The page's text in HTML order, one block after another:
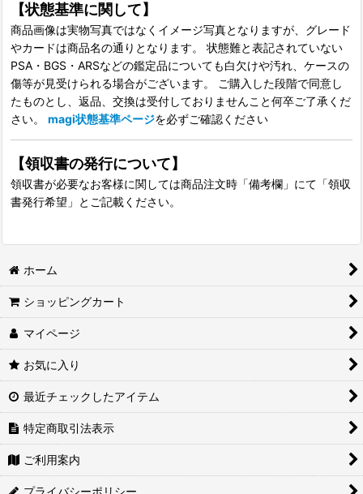
【状態基準に関して】
商品画像は実物写真ではなくイメージ写真となりますが、グレード
やカードは商品名の通りとなります。 状態難と表記されていない
PSA・BGS・ARSなどの鑑定品についても白欠けや汚れ、ケースの
傷等が見受けられる場合がございます。 ご購入した段階で同意し
たものとし、返品、交換は受付しておりませんこと何卒ご了承くだ
さい。 magi状態基準ページを必ずご確認ください
【領収書の発行について】
領収書が必要なお客様に関しては商品注文時「備考欄」にて「領収
書発行希望」とご記載ください。
ホーム
ショッピングカート
マイページ
お気に入り
最近チェックしたアイテム
特定商取引法表示
ご利用案内